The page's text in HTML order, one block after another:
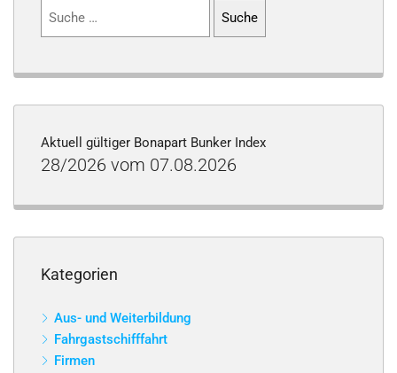
Suchen
Aktuell gültiger Bonapart Bunker Index
28/2026 vom 07.08.2026
Kategorien
Aus- und Weiterbildung
Fahrgastschifffahrt
Firmen